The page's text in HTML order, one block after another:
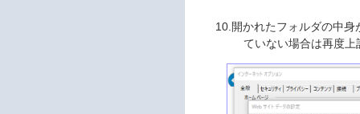
10.開かれたフォルダの中
ていない場合は再度